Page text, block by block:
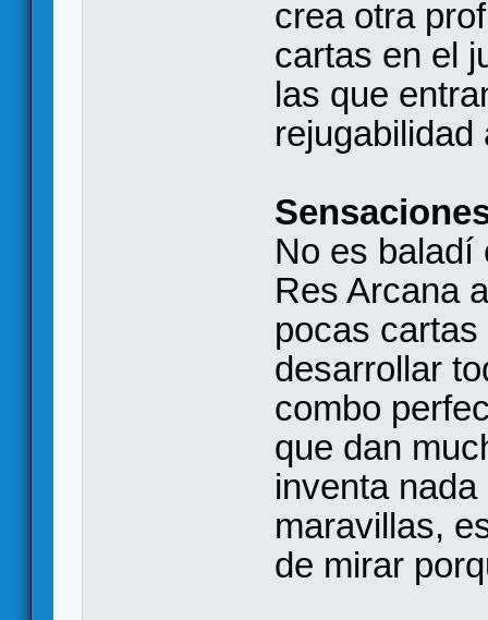
crea otra
cartas en el
las que
rejugabilidad
No es baladí
Res Arcana
pocas
desarrollar
combo
que dan
inventa
maravillas,
de mirar